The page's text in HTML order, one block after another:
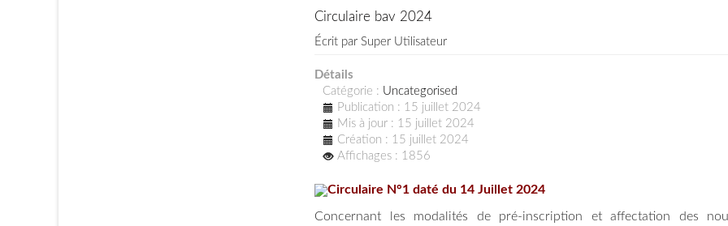
Circulaire bav 2024
Écrit par Super Utilisateur
Détails
Catégorie : Uncategorised
Publication : 15 juillet 2024
Mis à jour : 15 juillet 2024
Création : 15 juillet 2024
Affichages : 1856
Circulaire N°1 daté du 14 Juillet 2024
Concernant les modalités de pré-inscription et affectation des